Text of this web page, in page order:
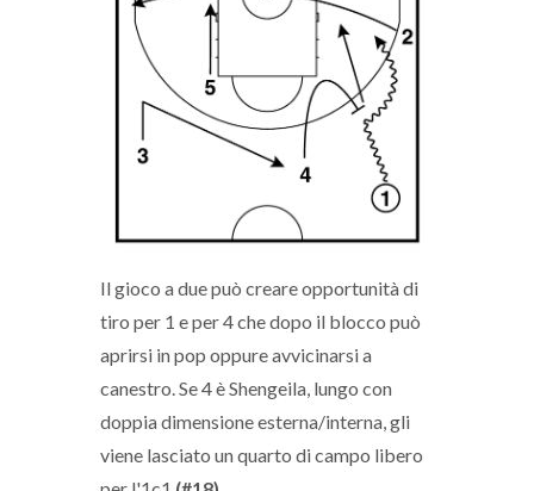
Il gioco a due può creare opportunità di
tiro per 1 e per 4 che dopo il blocco può
aprirsi in pop oppure avvicinarsi a
canestro. Se 4 è Shengeila, lungo con
doppia dimensione esterna/interna, gli
viene lasciato un quarto di campo libero